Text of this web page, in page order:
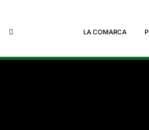
LA COMARCA